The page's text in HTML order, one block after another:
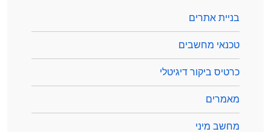
בניית אתרים
טכנאי מחשבים
כרטיס ביקור דיגיטלי
מאמרים
מחשב מיני